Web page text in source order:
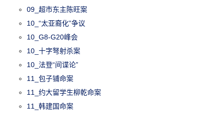
09_超市东主陈旺案
10_“太亚裔化”争议
10_G8-G20峰会
10_十字弩射杀案
10_法登“间谍论”
11_包子铺命案
11_约大留学生柳乾命案
11_韩建国命案